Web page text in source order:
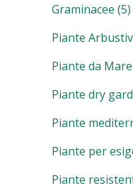
Graminacee (5)
Piante
Piante da Mare
Piante dry
Piante
Piante per
Piante